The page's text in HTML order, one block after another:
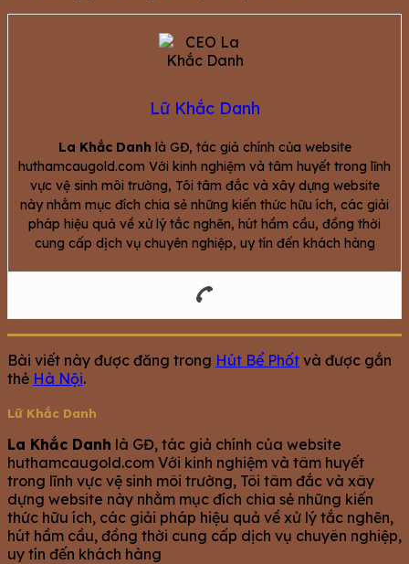
Lữ Khắc Danh
La Khắc Danh là GĐ, tác giả chính của website
huthamcaugold.com Với kinh nghiệm và tâm huyết trong lĩnh
vực vệ sinh môi trường, Tôi tâm đắc và xây dựng website
này nhằm mục đích chia sẻ những kiến thức hữu ích, các giải
pháp hiệu quả về xử lý tắc nghẽn, hút hầm cầu, đồng thời
cung cấp dịch vụ chuyên nghiệp, uy tín đến khách hàng
Bài viết này được đăng trong Hút Bể Phốt và được gắn
thẻ Hà Nội.
Lữ Khắc Danh
La Khắc Danh là GĐ, tác giả chính của website
huthamcaugold.com Với kinh nghiệm và tâm huyết
trong lĩnh vực vệ sinh môi trường, Tôi tâm đắc và xây
dựng website này nhằm mục đích chia sẻ những kiến
thức hữu ích, các giải pháp hiệu quả về xử lý tắc nghẽn,
hút hầm cầu, đồng thời cung cấp dịch vụ chuyên nghiệp,
uy tín đến khách hàng